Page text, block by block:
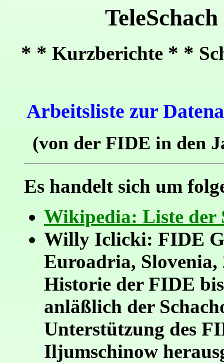
* *Kurzberichte* *
Arbeitsliste zur
(von der FIDE in den
Es handelt sich um
Wikipedia: Liste der
Willy Iclicki: FIDE
Euroadria, Slovenia,
Historie der FIDE
anläßlich der
Unterstützung des
Iljumschinow